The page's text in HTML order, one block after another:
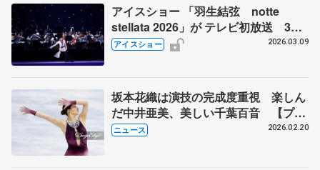
アイスショー 「羽生結弦 notte
stellata 2026」が テレビ初放送 3月
24日（火）よる10時放送
アイスショー 2026.03.09
坂本花織は演技の完成度重視 楽しん
だ中井亜美、美しい千葉百音 【プロ
の視点 鈴木明子】
ニュース 2026.02.20